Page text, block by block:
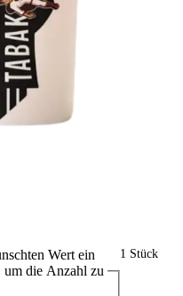
1 Stück
Wert ein
um die Anzahl zu